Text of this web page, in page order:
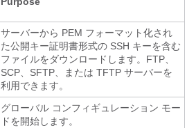
サーバーから PEM フォーマット化され
た公開キー証明書形式の SSH キーを含む
ファイルをダウンロードします。FTP、
SCP、SFTP、または TFTP サーバーを
利用できます。
グローバル コンフィギュレーション モー
ドを開始します。